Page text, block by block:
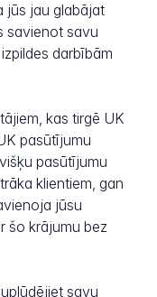
jūs jau glabājat
savienot savu
darbībām
kas tirgē UK
pasūtījumu
pasūtījumu
klientiem, gan
jūsu
šo krājumu bez
savu